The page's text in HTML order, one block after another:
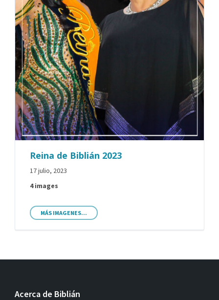
Reina de Biblián 2023
17 julio, 2023
4 images
MÁS IMAGENES...
Acerca de Biblián